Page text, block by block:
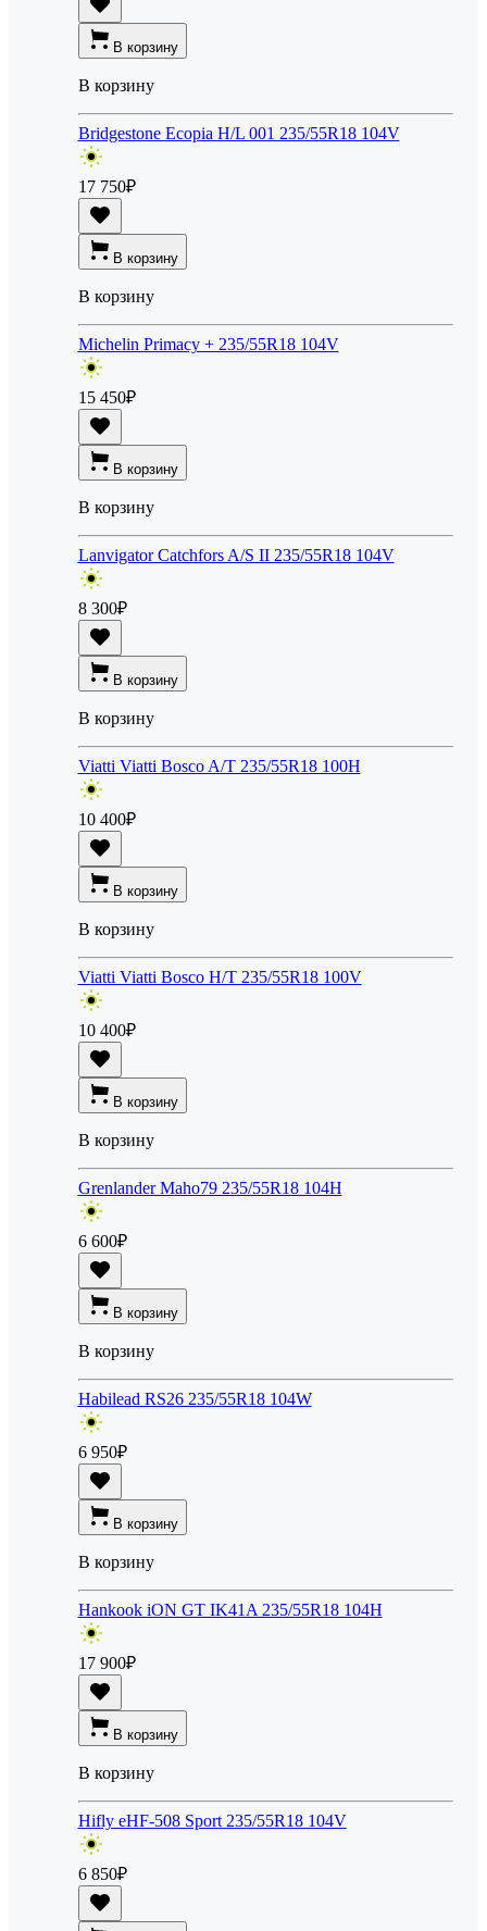
В корзину
В корзину
Bridgestone Ecopia H/L 001 235/55R18 104V
17 750₽
В корзину
В корзину
Michelin Primacy + 235/55R18 104V
15 450₽
В корзину
В корзину
Lanvigator Catchfors A/S II 235/55R18 104V
8 300₽
В корзину
В корзину
Viatti Viatti Bosco A/T 235/55R18 100H
10 400₽
В корзину
В корзину
Viatti Viatti Bosco H/T 235/55R18 100V
10 400₽
В корзину
В корзину
Grenlander Maho79 235/55R18 104H
6 600₽
В корзину
В корзину
Habilead RS26 235/55R18 104W
6 950₽
В корзину
В корзину
Hankook iON GT IK41A 235/55R18 104H
17 900₽
В корзину
В корзину
Hifly eHF-508 Sport 235/55R18 104V
6 850₽